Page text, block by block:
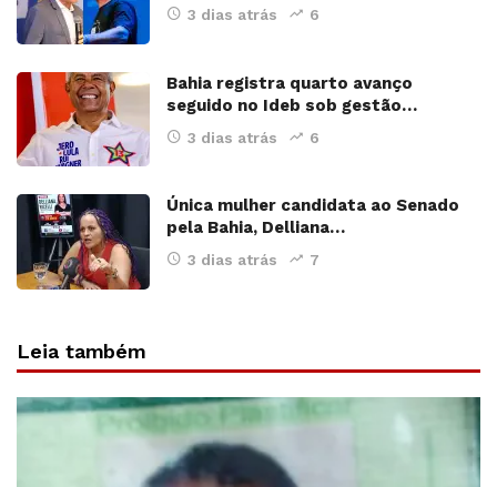
3 dias atrás 6
Bahia registra quarto avanço
seguido no Ideb sob gestão…
3 dias atrás 6
Única mulher candidata ao Senado
pela Bahia, Delliana…
3 dias atrás 7
Leia também